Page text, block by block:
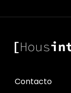
Contacto